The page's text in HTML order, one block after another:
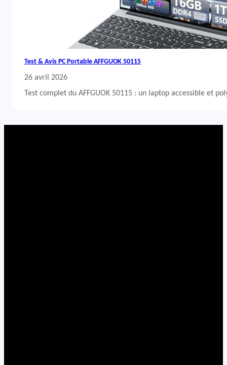
Test & Avis PC Portable AFFGUOK 50115
26 avril 2026
Test complet du AFFGUOK 50115 : un laptop accessible